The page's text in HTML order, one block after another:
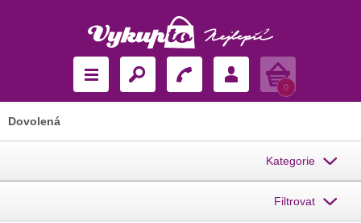
Košík
0
Dovolená
Kategorie
Filtrovat